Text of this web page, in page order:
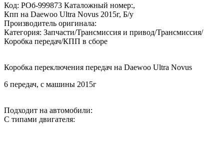
Код: РОб-999873 Каталожный номер:,
Кпп на Daewoo Ultra Novus 2015г, Б/у
Производитель оригинала:
Категория: Запчасти/Трансмиссия и привод/Трансмиссия/
Коробка передач/КПП в сборе
Коробка переключения передач на Daewoo Ultra Novus
6 передач, с машины 2015г
Подходит на автомобили:
С типами двигателя: